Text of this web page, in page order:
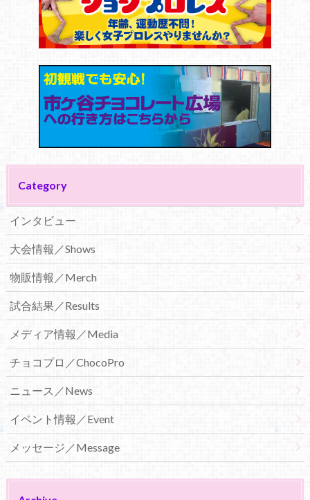
Category
インタビュー
大会情報／Shows
物販情報／Merch
試合結果／Results
メディア情報／Media
チョコプロ／ChocoPro
ニュース／News
イベント情報／Event
メッセージ／Message